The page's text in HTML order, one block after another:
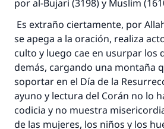
por al-Bujari (3198) y Muslim
Es extraño ciertamente, por
se apega a la oración, realiza
culto y luego cae en usurpar los
demás, cargando una montaña
soportar en el Día de la
ayuno y lectura del Corán no lo
codicia y no muestra
de las mujeres, los niños y los
La respuesta no.